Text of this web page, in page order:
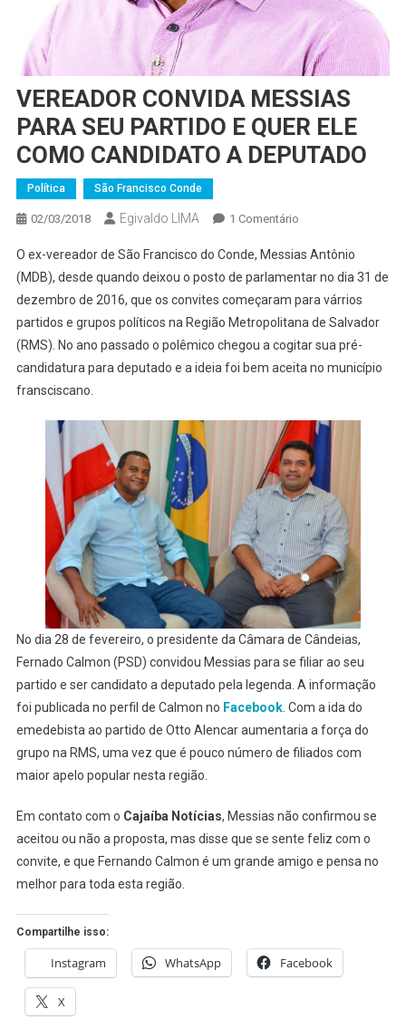
VEREADOR CONVIDA MESSIAS
PARA SEU PARTIDO E QUER ELE
COMO CANDIDATO A DEPUTADO
Política São Francisco Conde
02/03/2018 Egivaldo LIMA 1 ComentárioEm
CONVIDA
MESSIAS
PARA
SEU
PARTIDO
E
COMO
CANDIDATO
A
DEPUTADO
O ex-vereador de São Francisco do Conde, Messias Antônio
(MDB), desde quando deixou o posto de parlamentar no dia 31 de
dezembro de 2016, que os convites começaram para várrios
partidos e grupos políticos na Região Metropolitana de Salvador
(RMS). No ano passado o polêmico chegou a cogitar sua pré-
candidatura para deputado e a ideia foi bem aceita no município
fransciscano.
No dia 28 de fevereiro, o presidente da Câmara de Cândeias,
Fernado Calmon (PSD) convidou Messias para se filiar ao seu
partido e ser candidato a deputado pela legenda. A informação
foi publicada no perfil de Calmon no Facebook. Com a ida do
emedebista ao partido de Otto Alencar aumentaria a força do
grupo na RMS, uma vez que é pouco número de filiados com
maior apelo popular nesta região.
Em contato com o Cajaíba Notícias, Messias não confirmou se
aceitou ou não a proposta, mas disse que se sente feliz com o
convite, e que Fernando Calmon é um grande amigo e pensa no
melhor para toda esta região.
Compartilhe isso:
Instagram WhatsApp Facebook
X